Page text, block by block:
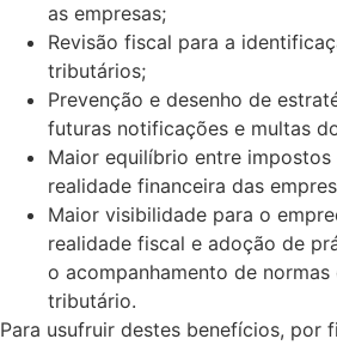
as empresas;
Revisão fiscal para a
tributários;
Prevenção e desenho de
futuras notificações e multas
Maior equilíbrio entre impostos
realidade financeira das
Maior visibilidade para o
realidade fiscal e adoção de
o acompanhamento de normas
tributário.
Para usufruir destes benefícios, por